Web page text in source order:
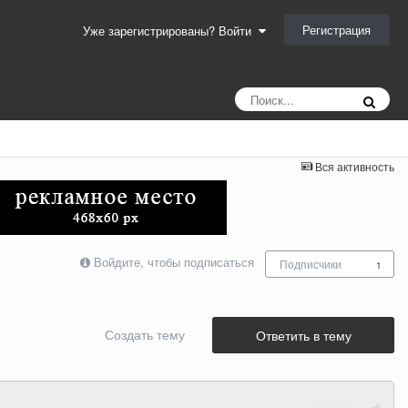
Уже зарегистрированы? Войти Регистрация
Вся активность
Войдите, чтобы подписаться Подписчики 1
Ответить в тему
Создать тему